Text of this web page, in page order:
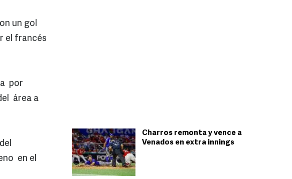
Charros remonta y vence a
Venados en extra innings
un gol
el francés
por
área a
en el